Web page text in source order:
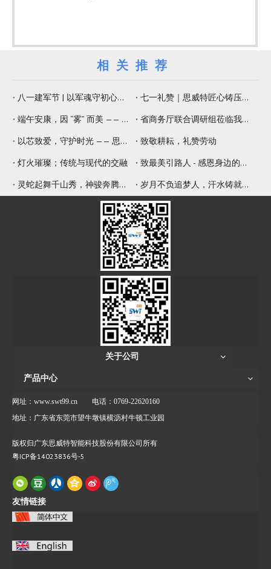
相关推荐
八一建军节 | 以军魂守初心，以精工铸品质
七一礼赞｜思威特匠心铸压电元器件，纳米微孔片佑健康生活
端午安康，因 “雾” 而美 —— 思威特压电雾化片，守护嗅觉与健康
省商务厅联合调研组莅临我司调研 赋能专精特新提质增效
以芯致爱，守护时光 —— 思威特致敬母亲节
致敬耕耘，礼赞劳动
灯火璀璨；传统与现代的交融
致最美引路人 - 感恩身边的师傅
灵蛇起舞千山秀，神骏奔腾九野新
岁月不负追梦人，汗水铸就辉煌年
关于公司
产品中心
网址：www.swt99.cn 电话：0769-22620160
地址：广东省东莞市望牛墩镇横沥村牛顿工业园
版权归广东思威特智能科技股份有限公司所有
粤ICP备14023836号-5
友情链接